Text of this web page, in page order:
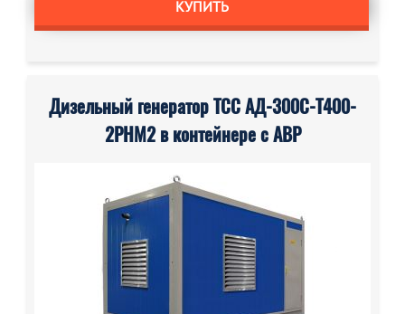
КУПИТЬ
Дизельный генератор ТСС АД-300С-Т400-
2РНМ2 в контейнере с АВР